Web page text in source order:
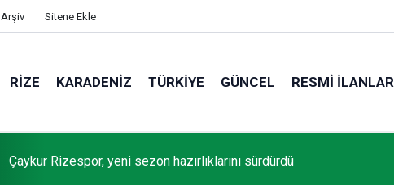
Arşiv Sitene Ekle
RIZE KARADENIZ TÜRKIYE GÜNCEL RESMI İLANLAR
Çaykur Rizespor, yeni sezon hazırlıklarını sürdürdü